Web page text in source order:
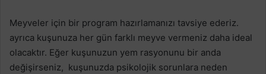
Meyveler için bir program hazırlamanızı tavsiye ederiz.
ayrıca kuşunuza her gün farklı meyve vermeniz daha ideal
olacaktır. Eğer kuşunuzun yem rasyonunu bir anda
değişirseniz, kuşunuzda psikolojik sorunlara neden